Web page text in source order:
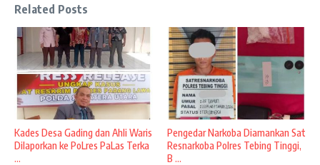
Related Posts
Kades Desa Gading dan Ahli Waris
Dilaporkan ke PoLres PaLas Terka
...
Pengedar Narkoba Diamankan Sat
Resnarkoba Polres Tebing Tinggi,
B ...